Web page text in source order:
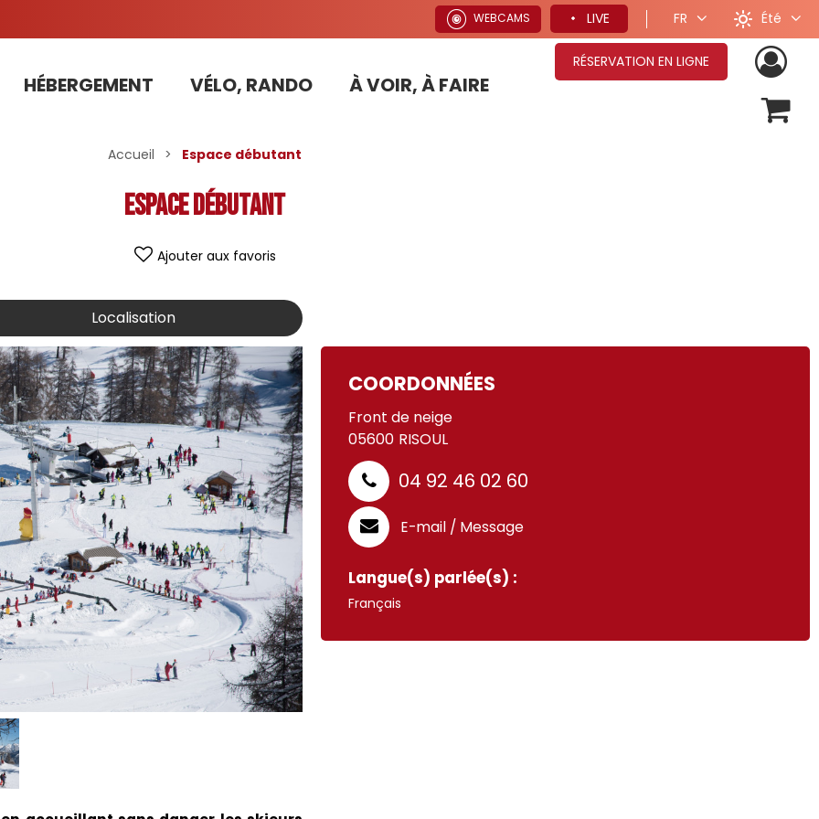
WEBCAMS LIVE FR Été
HÉBERGEMENT VÉLO, RANDO À VOIR, À FAIRE
RÉSERVATION EN LIGNE
Accueil > Espace débutant
Espace débutant
Ajouter aux favoris
Localisation
COORDONNÉES
Front de neige
05600 RISOUL
04 92 46 02 60
E-mail / Message
Langue(s) parlée(s) :
Français